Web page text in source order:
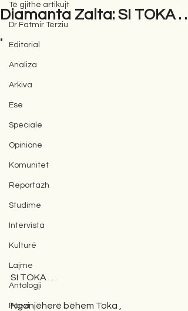
Të gjithë artikujt
Dr Fatmir Terziu
Editorial
Analiza
Arkiva
Ese
Speciale
Opinione
Komunitet
Reportazh
Studime
Intervista
Kulturë
Lajme
Antologji
Poezi
Diamanta Zalta: SI TOKA . .
.
SI TOKA . . .
Nganjëherë bëhem Toka ,